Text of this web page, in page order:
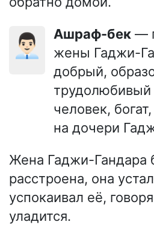
👨🏻‍💼 Ашраф-бек —
жены Гаджи-
добрый,
человек,
на дочери
Жена Гаджи-Гандара
расстроена, она
успокаивал её,
уладится.